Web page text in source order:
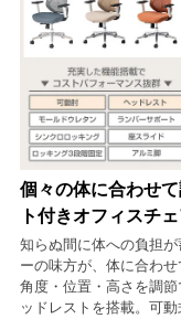
個々の体に合わせ
ト付きオフィスチ
知らぬ間に体への負担
ーの味方が、体に合わ
角度・位置・高さを調
ッドレストを搭載。可